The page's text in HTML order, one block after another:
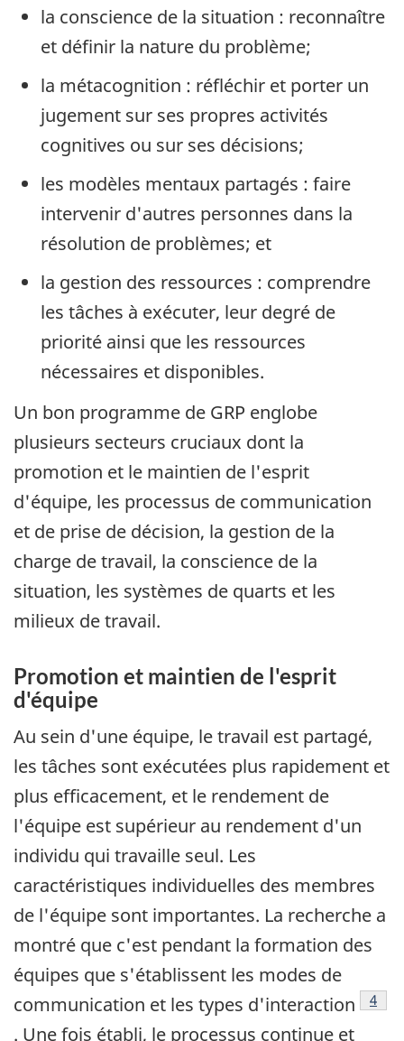
la conscience de la situation : reconnaître
et définir la nature du problème;
la métacognition : réfléchir et porter un
jugement sur ses propres activités
cognitives ou sur ses décisions;
les modèles mentaux partagés : faire
intervenir d'autres personnes dans la
résolution de problèmes; et
la gestion des ressources : comprendre
les tâches à exécuter, leur degré de
priorité ainsi que les ressources
nécessaires et disponibles.
Un bon programme de GRP englobe
plusieurs secteurs cruciaux dont la
promotion et le maintien de l'esprit
d'équipe, les processus de communication
et de prise de décision, la gestion de la
charge de travail, la conscience de la
situation, les systèmes de quarts et les
milieux de travail.
Promotion et maintien de l'esprit
d'équipe
Au sein d'une équipe, le travail est partagé,
les tâches sont exécutées plus rapidement et
plus efficacement, et le rendement de
l'équipe est supérieur au rendement d'un
individu qui travaille seul. Les
caractéristiques individuelles des membres
de l'équipe sont importantes. La recherche a
montré que c'est pendant la formation des
équipes que s'établissent les modes de
communication et les types d'interaction
Note
4
. Une fois établi, le processus continue et